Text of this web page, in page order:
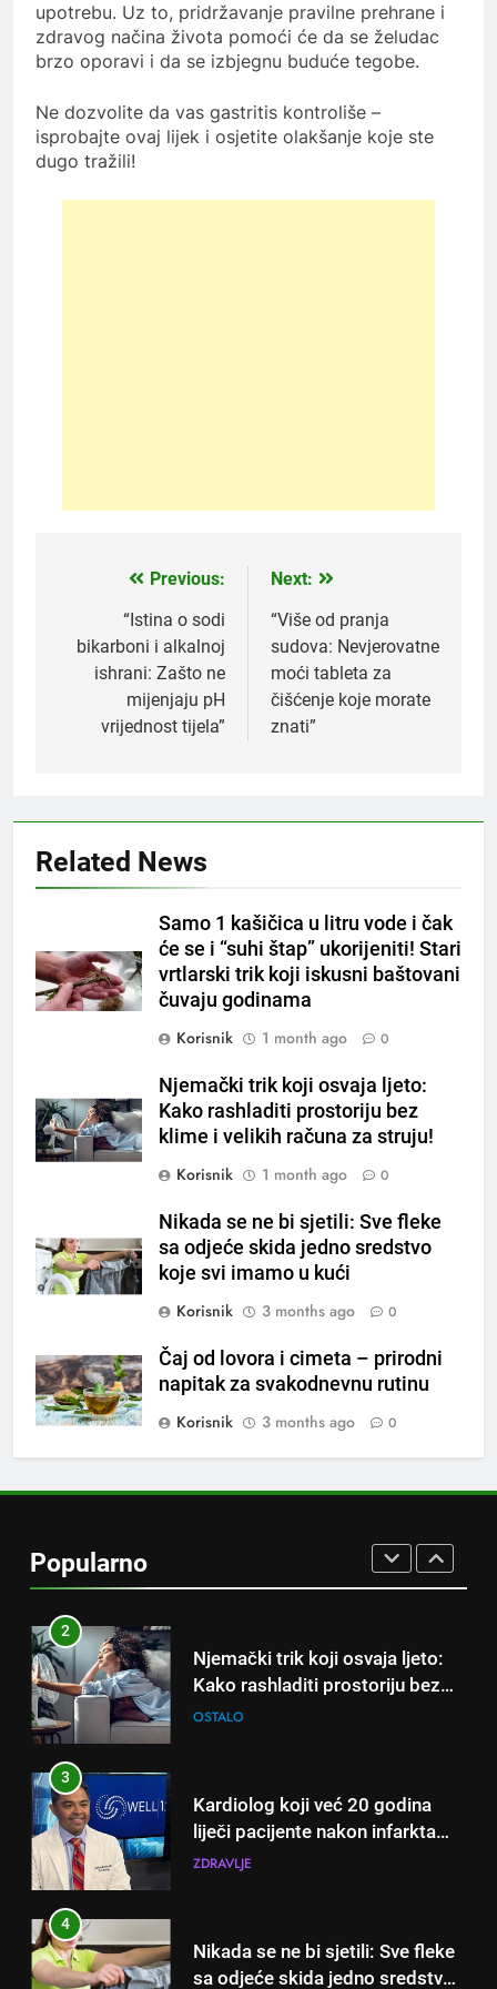
upotrebu. Uz to, pridržavanje pravilne prehrane i
zdravog načina života pomoći će da se želudac
brzo oporavi i da se izbjegnu buduće tegobe.
Ne dozvolite da vas gastritis kontroliše –
isprobajte ovaj lijek i osjetite olakšanje koje ste
dugo tražili!
navigation
Previous:
“Istina o sodi
bikarboni i alkalnoj
ishrani: Zašto ne
mijenjaju pH
vrijednost tijela”
Next:
“Više od pranja
sudova: Nevjerovatne
moći tableta za
čišćenje koje morate
znati”
Related News
Samo 1 kašičica u litru vode i čak
će se i “suhi štap” ukorijeniti! Stari
vrtlarski trik koji iskusni baštovani
čuvaju godinama
Korisnik
1 month ago 0
Njemački trik koji osvaja ljeto:
Kako rashladiti prostoriju bez
klime i velikih računa za struju!
Korisnik
1 month ago 0
Nikada se ne bi sjetili: Sve fleke
sa odjeće skida jedno sredstvo
koje svi imamo u kući
Korisnik
3 months ago 0
Čaj od lovora i cimeta – prirodni
napitak za svakodnevnu rutinu
Korisnik
3 months ago 0
Popularno
ČISTAČ JETRE: Uzmite gutljaj
na prazan stomak i crijeva će
raditi kao sat, zaboravit ćete na
loše varenje
OSTALO
Tračevi su njihova glavna
preokupacija: Ljudi rođeni u ova
tri znaka najviše vole ogovarati
OSTALO
Piće od smreke – prirodni
napitak koji se često spominje
kod šećerne bolesti
OSTALO
Samo 1 kašičica u litru vode i
čak će se i “suhi štap”
ukorijeniti! Stari vrtlarski trik koji
OSTALO
Kako rashladiti prostoriju bez
klime i velikih računa za struju!
3
Kardiolog koji već 20 godina
liječi pacijente nakon infarkta
otkrio: Ove 4 jutarnje navike
dana!
ZDRAVLJE
4
Nikada se ne bi sjetili: Sve fleke
sa odjeće skida jedno sredstvo
koje svi imamo u kući
OSTALO
5
Čaj od lovora i cimeta – prirodni
napitak za svakodnevnu rutinu